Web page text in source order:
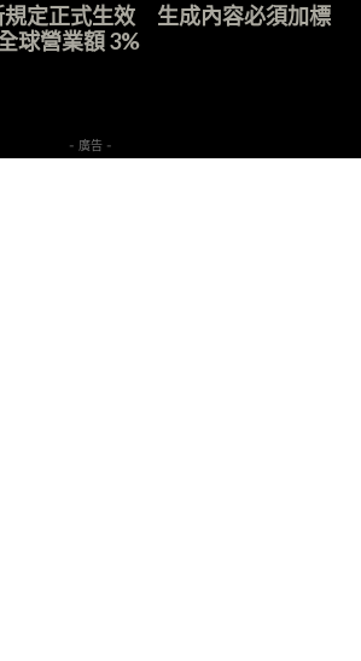
規定正式生效 生成內容必須加標
球營業額 3%
- 廣告 -